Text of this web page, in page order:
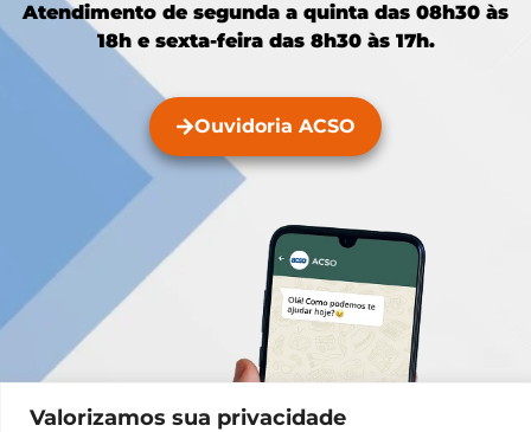
Valorizamos sua privacidade
Atendimento de segunda a quinta das 08h30 às
18h e sexta-feira das 8h30 às 17h.
Ouvidoria ACSO